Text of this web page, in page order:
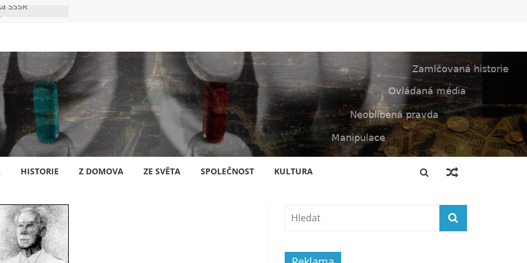
SSSR
HISTORIE Z DOMOVA ZE SVĚTA SPOLEČNOST KULTURA